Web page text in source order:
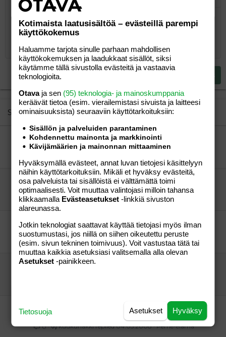
Pienennä sisennystä
Fontin koko
10
12
15
18
22
26
TekstiväriKirjasintyyli
Arial
Book Antiqua
Courier New
Georgia
Times New Roman
Trebuchet MS
Verdana
YliviivaaAlleviivattu
Rivinsisäinen koodi
Rivinsisäinen spoiler
Tasaus
Tasaa vasemmalle
Keskitä
Tasaa oikealle
Justify text
Paragraph format
Normal
Heading 1
Heading 2
Heading 3
LainausLisää video/media
Lisää taulukko
Insert horizontal line
SpoilerKoodi
Tee uudelleen
BBCode-näkymä
Poista muotoilu
LuonnoksetTallenna luonnos
Kirjoita vastaus...
Similar threads
Marraskuussa 05 synteneet!!!
mami Perhe-elämä
4. joulukuuta 2003
Ranto Perhe-elämä
1
Perhe-elämä
21.07.2004
enkeliina
Uusia ystäviä?
Flower Perhe-elämä
3
Perhe-elämä
29.06.2006
katie4
juttuseuraa
Etanapostiystejä kaipailen!
kuukuhäkki
0
Perhe-elämä
04.05.2008
kuukuhäkki
Kotimaista laatusisältöä – evästeillä parempi
käyttökokemus
Haluamme tarjota sinulle parhaan mahdollisen
käyttökokemuksen ja laadukkaat sisällöt, siksi
käytämme tällä sivustolla evästeitä ja vastaavia
teknologioita.
Otavaja sen (95) teknologia- ja mainoskumppania
keräävät tietoa (esim. vierailemis­tasi sivuista ja laitteesi
ominaisuuk­sista) seuraaviin käyttötarkoituksiin:
Sisällön ja palveluiden parantaminen
Kohdennettu mainonta ja markkinointi
Kävijämäärien ja mainonnan mittaaminen
Hyväksymällä evästeet, annat luvan tietojesi käsittelyyn
näihin käyttötarkoituksiin. Mikäli et hyväksy evästeitä,
osa palveluista tai sisällöistä ei välttämättä toimi
optimaalisesti. Voit muuttaa valintojasi milloin tahansa
klikkaamalla Evästeasetukset -linkkiä sivuston
alareunassa.
Jotkin teknologiat saattavat käyttää tietojasi myös ilman
suostumustasi, jos niillä on siihen oikeutettu peruste
(esim. sivun tekninen toimivuus). Voit vastustaa tätä tai
muuttaa kaikkia asetuksiasi valitsemalla alla olevan
Asetukset -painikkeen.
Hyväksy
Asetukset
Tietosuoja